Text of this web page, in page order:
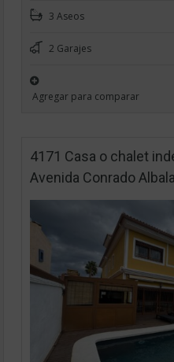
3 Aseos
2 Garajes
Agregar para comparar
4171 Casa o chalet
Avenida Conrado